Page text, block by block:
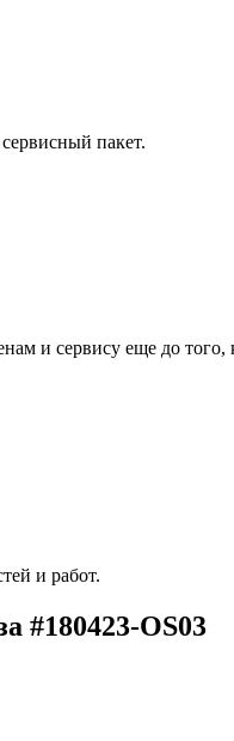
пакет.
и сервису еще до того,
и работ.
#180423-OS03